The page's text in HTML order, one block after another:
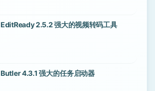
EditReady 2.5.2 强大的视频转码工具
Butler 4.3.1 强大的任务启动器